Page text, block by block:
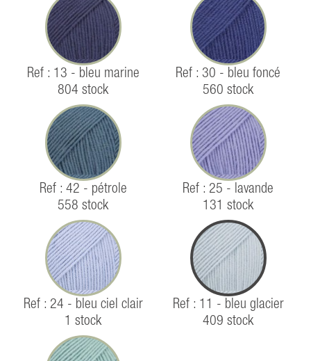
Ref : 13 - bleu marine
804 stock
Ref : 30 - bleu foncé
560 stock
Ref : 42 - pétrole
558 stock
Ref : 25 - lavande
131 stock
Ref : 24 - bleu ciel clair
1 stock
Ref : 11 - bleu glacier
409 stock